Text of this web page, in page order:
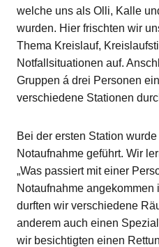
welche uns als Olli, Kalle
wurden. Hier frischten wir
Thema Kreislauf,
Notfallsituationen auf.
Gruppen á drei Personen
verschiedene Stationen
Bei der ersten Station
Notaufnahme geführt. Wir
„Was passiert mit einer
Notaufnahme angekommen
durften wir verschiedene
anderem auch einen
wir besichtigten einen